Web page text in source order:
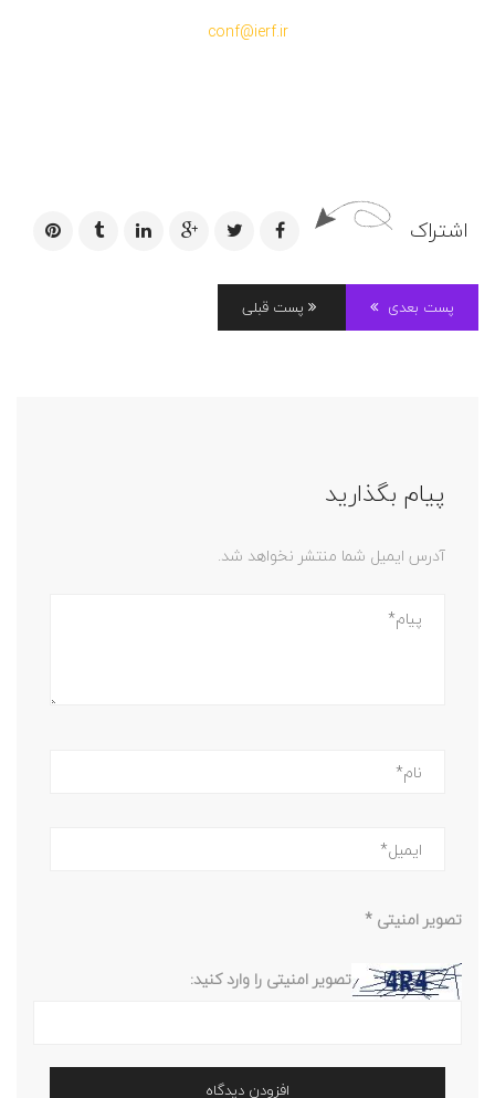
conf@ierf.ir
اشتراک
پست قبلی پست بعدی
پیام بگذارید
آدرس ایمیل شما منتشر نخواهد شد.
تصویر امنیتی *
تصویر امنیتی را وارد کنید: